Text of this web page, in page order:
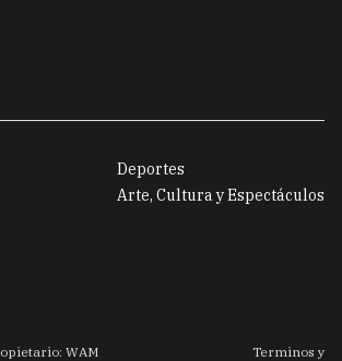
Deportes
Arte, Cultura y Espectáculos
WAM Terminos y